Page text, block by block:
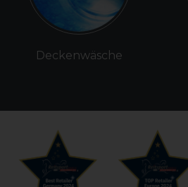
Deckenwäsche